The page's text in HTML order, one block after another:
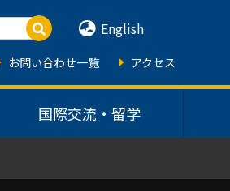
国際交流・留学
English
お問い合わせ一覧 アクセス